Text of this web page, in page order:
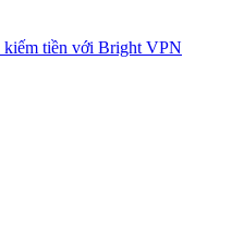
kiếm tiền với Bright VPN